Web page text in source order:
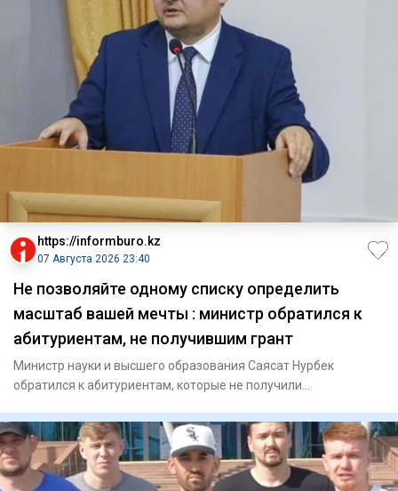
https://informburo.kz
07 Августа 2026 23:40
Не позволяйте одному списку определить
масштаб вашей мечты : министр обратился к
абитуриентам, не получившим грант
Министр науки и высшего образования Саясат Нурбек
обратился к абитуриентам, которые не получили